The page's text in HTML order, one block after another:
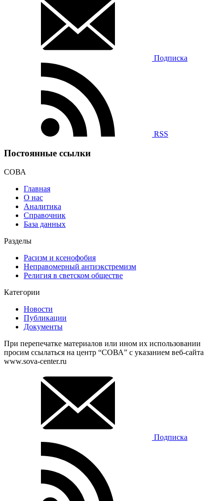
Подписка
RSS
Постоянные ссылки
СОВА
Главная
О нас
Аналитика
Справочник
База данных
Разделы
Расизм и ксенофобия
Неправомерный антиэкстремизм
Религия в светском обществе
Категории
Новости
Публикации
Документы
При перепечатке материалов или ином их использовании
просим ссылаться на центр “СОВА” с указанием веб-сайта
www.sova-center.ru
Подписка